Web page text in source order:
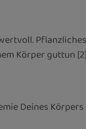
Körper guttun
Deines